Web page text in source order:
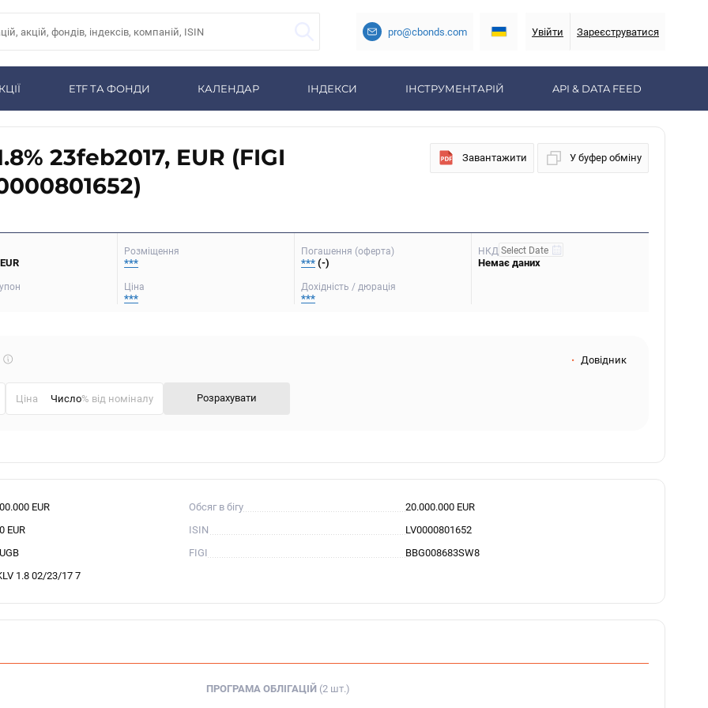
pro@cbonds.com Увійти Зареєструватися
ETF ТА ФОНДИ КАЛЕНДАР ІНДЕКСИ ІНСТРУМЕНТАРІЙ API & DATA FEED
23feb2017, EUR (FIGI
Завантажити У буфер обміну
Розміщення
***
Погашення (оферта)
*** (-)
НКД
Немає даних
Ціна
***
Дохідність / дюрація
***
Що
Довідник
Ціна % від номіналу Розрахувати
EUR Обсяг в бігу
20.000.000 EUR
EUR
ISIN
LV0000801652
FIGI
BBG008683SW8
1.8 02/23/17 7
ПРОГРАМА ОБЛІГАЦІЙ (2 шт.)